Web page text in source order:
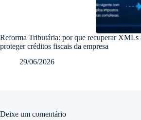
Reforma Tributária: por que recuperar XMLs
proteger créditos fiscais da empresa
29/06/2026
Deixe um comentário